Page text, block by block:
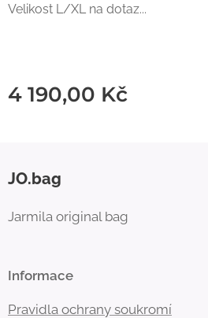
Velikost L/XL na dotaz...
4 190,00 Kč
JO.bag
Jarmila original bag
Informace
Pravidla ochrany soukromí